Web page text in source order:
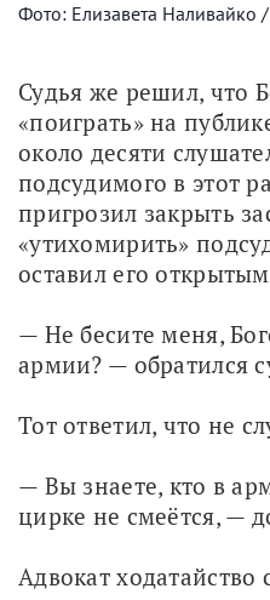
Фото: Елизавета Наливайко
Судья же решил, что
«поиграть» на
около десяти
подсудимого в этот
пригрозил закрыть
«утихомирить»
оставил его
— Не бесите меня,
армии? — обратился
Тот ответил, что не
— Вы знаете, кто в
цирке не смеётся, —
Адвокат ходатайство